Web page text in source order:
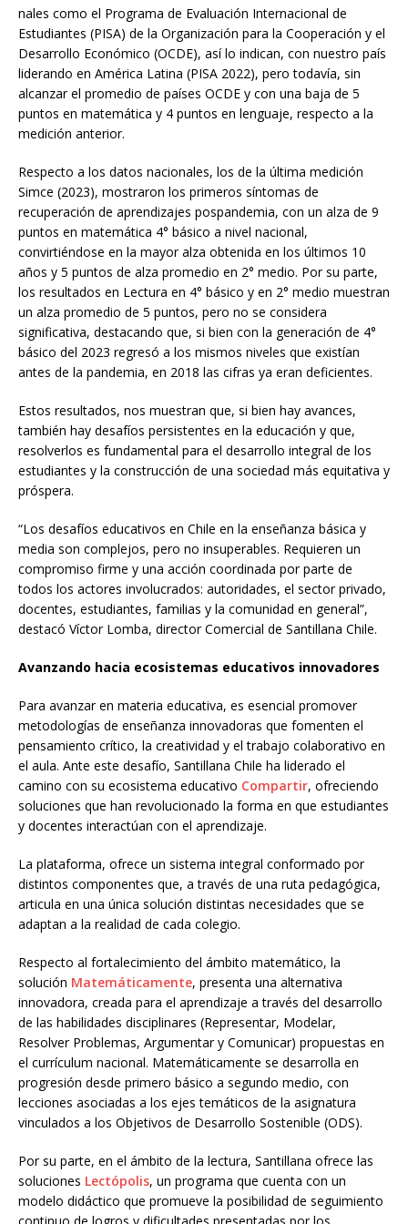
nales como el Programa de Evaluación Internacional de
Estudiantes (PISA) de la Organización para la Cooperación y el
Desarrollo Económico (OCDE), así lo indican, con nuestro país
liderando en América Latina (PISA 2022), pero todavía, sin
alcanzar el promedio de países OCDE y con una baja de 5
puntos en matemática y 4 puntos en lenguaje, respecto a la
medición anterior.
Respecto a los datos nacionales, los de la última medición
Simce (2023), mostraron los primeros síntomas de
recuperación de aprendizajes pospandemia, con un alza de 9
puntos en matemática 4° básico a nivel nacional,
convirtiéndose en la mayor alza obtenida en los últimos 10
años y 5 puntos de alza promedio en 2° medio. Por su parte,
los resultados en Lectura en 4° básico y en 2° medio muestran
un alza promedio de 5 puntos, pero no se considera
significativa, destacando que, si bien con la generación de 4°
básico del 2023 regresó a los mismos niveles que existían
antes de la pandemia, en 2018 las cifras ya eran deficientes.
Estos resultados, nos muestran que, si bien hay avances,
también hay desafíos persistentes en la educación y que,
resolverlos es fundamental para el desarrollo integral de los
estudiantes y la construcción de una sociedad más equitativa y
próspera.
“Los desafíos educativos en Chile en la enseñanza básica y
media son complejos, pero no insuperables. Requieren un
compromiso firme y una acción coordinada por parte de
todos los actores involucrados: autoridades, el sector privado,
docentes, estudiantes, familias y la comunidad en general”,
destacó Víctor Lomba, director Comercial de Santillana Chile.
Avanzando hacia ecosistemas educativos innovadores
Para avanzar en materia educativa, es esencial promover
metodologías de enseñanza innovadoras que fomenten el
pensamiento crítico, la creatividad y el trabajo colaborativo en
el aula. Ante este desafío, Santillana Chile ha liderado el
camino con su ecosistema educativo Compartir, ofreciendo
soluciones que han revolucionado la forma en que estudiantes
y docentes interactúan con el aprendizaje.
La plataforma, ofrece un sistema integral conformado por
distintos componentes que, a través de una ruta pedagógica,
articula en una única solución distintas necesidades que se
adaptan a la realidad de cada colegio.
Respecto al fortalecimiento del ámbito matemático, la
solución Matemáticamente, presenta una alternativa
innovadora, creada para el aprendizaje a través del desarrollo
de las habilidades disciplinares (Representar, Modelar,
Resolver Problemas, Argumentar y Comunicar) propuestas en
el currículum nacional. Matemáticamente se desarrolla en
progresión desde primero básico a segundo medio, con
lecciones asociadas a los ejes temáticos de la asignatura
vinculados a los Objetivos de Desarrollo Sostenible (ODS).
Por su parte, en el ámbito de la lectura, Santillana ofrece las
soluciones Lectópolis, un programa que cuenta con un
modelo didáctico que promueve la posibilidad de seguimiento